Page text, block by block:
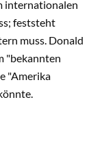
internationalen
feststeht
muss. Donald
"bekannten
"Amerika